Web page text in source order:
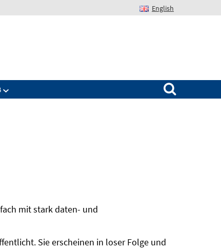
English
Suchen nach:
mit stark daten- und
Sie erscheinen in loser Folge und